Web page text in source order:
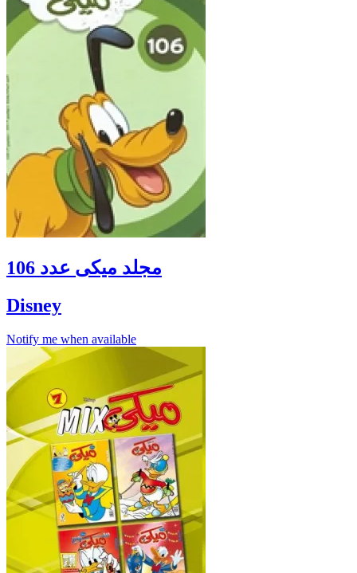
مجلد ميكى عدد 106
Disney
Notify me when available